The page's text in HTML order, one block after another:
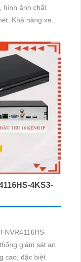
hình ảnh chất
và tiết kiệm
4KS3-
NVR4116HS-
giám sát an